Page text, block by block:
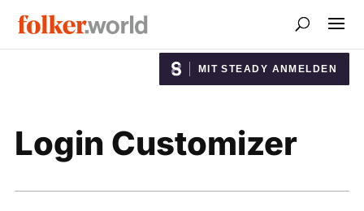
MIT STEADY ANMELDEN
Login Customizer